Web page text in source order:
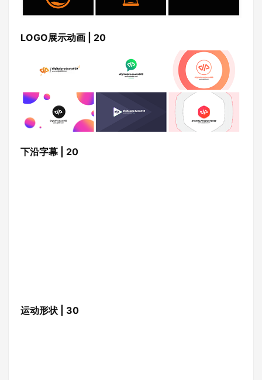
LOGO展示动画 | 20
下沿字幕 | 20
运动形状 | 30